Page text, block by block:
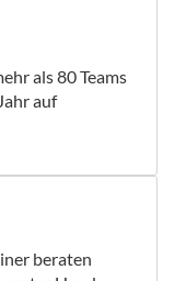
als 80 Teams
auf
beraten